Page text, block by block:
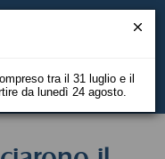
EN
tra il 31 luglio e il
da lunedì 24 agosto.